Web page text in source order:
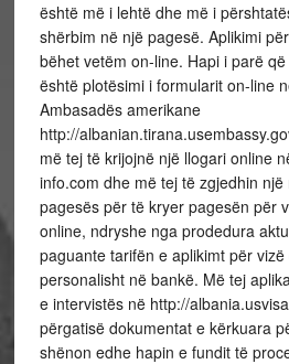
është më i lehtë dhe më i
shërbim në një pagesë. Aplikimi
bëhet vetëm on-line. Hapi i parë
është plotësimi i formularit on-line
Ambasadës amerikane
http://
më tej të krijojnë një llogari online
info.com dhe më tej të zgjedhin
pagesës për të kryer pagesën për
online, ndryshe nga prodedura
paguante tarifën e aplikimt për
personalisht në bankë. Më tej
e intervistës në http://
përgatisë dokumentat e kërkuara
shënon edhe hapin e fundit të